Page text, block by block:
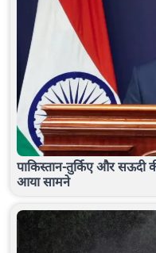
पाकिस्तान-तुर्किए और सऊदी
आया सामने